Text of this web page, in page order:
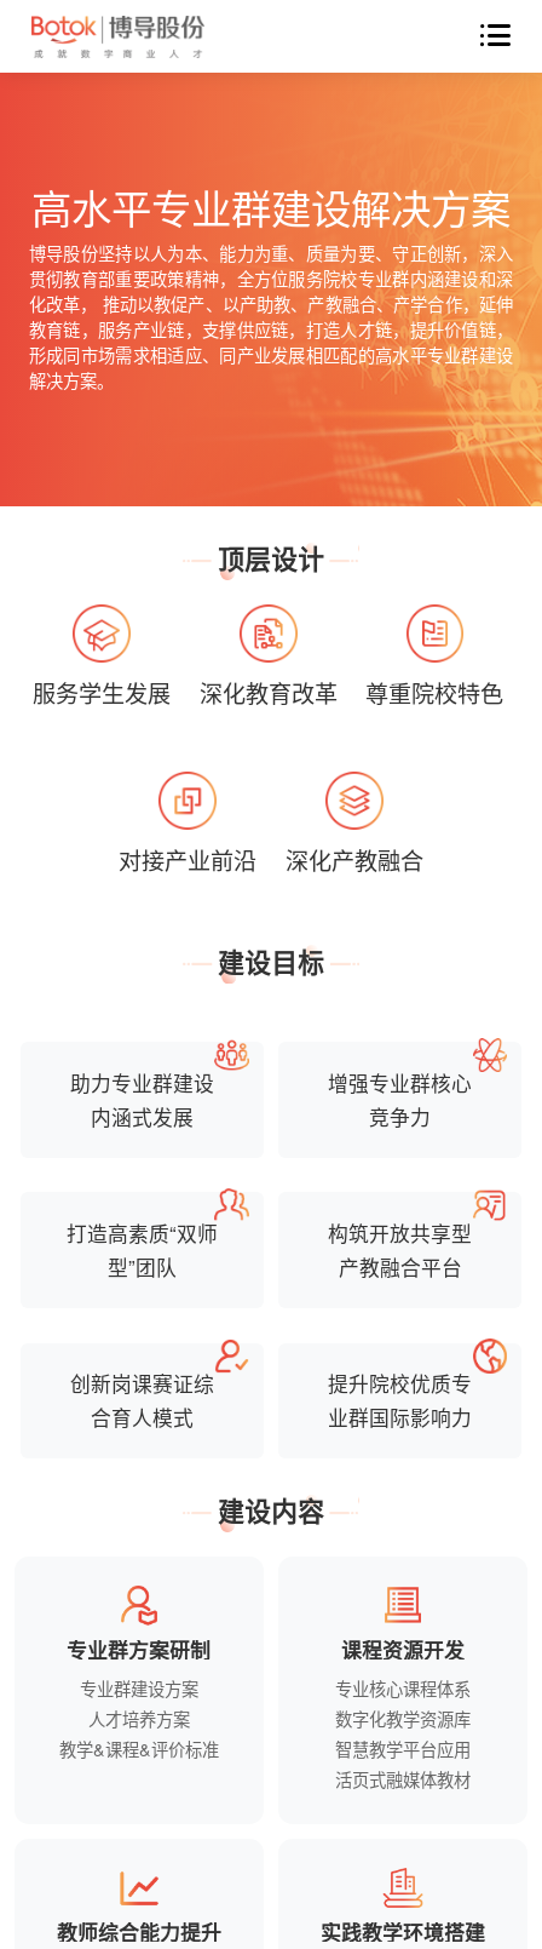
高水平专业群建设解决方案
博导股份坚持以人为本、能力为重、质量为要、守正创新，深入
贯彻教育部重要政策精神，全方位服务院校专业群内涵建设和深
化改革， 推动以教促产、以产助教、产教融合、产学合作，延伸
教育链，服务产业链，支撑供应链，打造人才链，提升价值链，
形成同市场需求相适应、同产业发展相匹配的高水平专业群建设
解决方案。
顶层设计
服务学生发展 深化教育改革 尊重院校特色
对接产业前沿 深化产教融合
建设目标
助力专业群建设
内涵式发展
增强专业群核心
竞争力
打造高素质“双师
型”团队
构筑开放共享型
产教融合平台
创新岗课赛证综
合育人模式
提升院校优质专
业群国际影响力
建设内容
专业群方案研制
专业群建设方案
人才培养方案
教学&课程&评价标准
课程资源开发
专业核心课程体系
数字化教学资源库
智慧教学平台应用
活页式融媒体教材
教师综合能力提升 实践教学环境搭建